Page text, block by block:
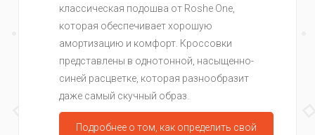
классическая подошва от Roshe One,
которая обеспечивает хорошую
амортизацию и комфорт. Кроссовки
представлены в однотонной, насыщенно-
синей расцветке, которая разнообразит
даже самый скучный образ.
Подробнее о том, как определить свой